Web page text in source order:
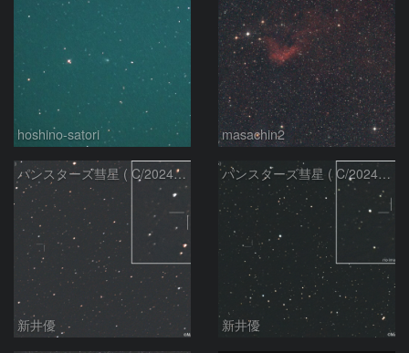
hoshino-satori masachin2
パンスターズ彗星 ( C/2024R4 )：2026/06/28
新井優
パンスターズ彗星 ( C/2024G4 )の予報位置：2026/06/23
新井優